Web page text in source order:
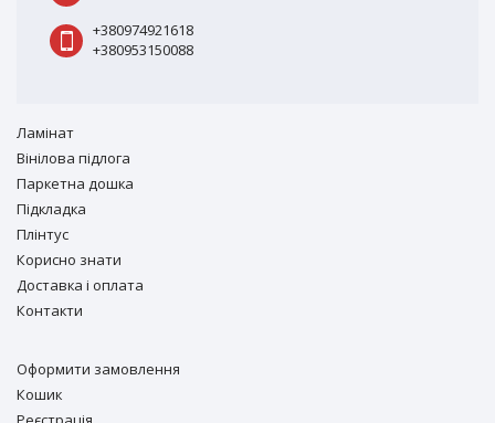
+380974921618
+380953150088
Ламiнат
Вiнiлова підлога
Паркетна дошка
Підкладка
Плінтус
Корисно знати
Доставка і оплата
Контакти
Оформити замовлення
Кошик